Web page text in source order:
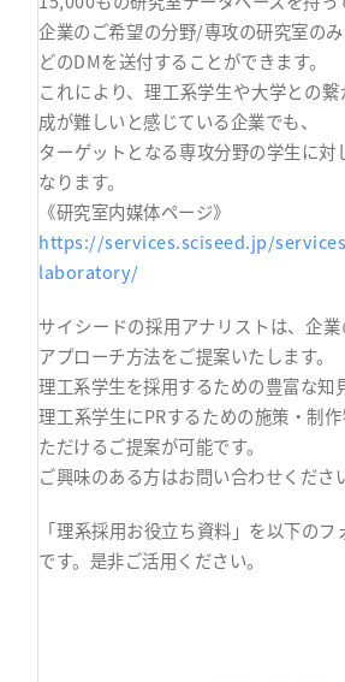
企業のご希望の分野/専攻の研究室の
どのDMを送付することができます。
これにより、理工系学生や大学との
成が難しいと感じている企業でも、
ターゲットとなる専攻分野の学生に対
なります。
《研究室内媒体ページ》
https://services.sciseed.jp/
laboratory/
サイシードの採用アナリストは、企
アプローチ方法をご提案いたします。
理工系学生を採用するための豊富な知
理工系学生にPRするための施策・制
ただけるご提案が可能です。
ご興味のある方はお問い合わせくださ
「理系採用お役立ち資料」を以下の
です。是非ご活用ください。